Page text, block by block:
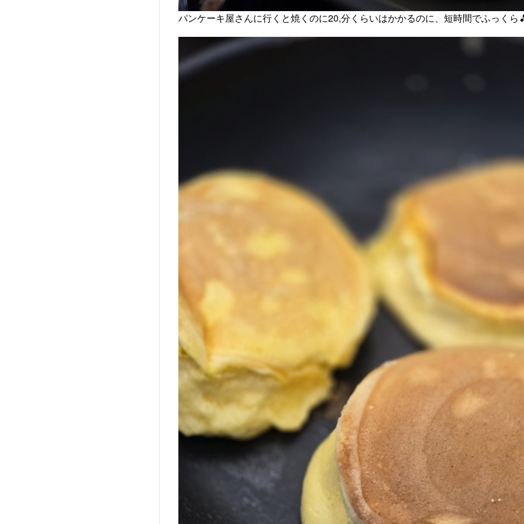
パンケーキ屋さんに行くと焼くのに20,分くらいはかかるのに、短時間でふっくら